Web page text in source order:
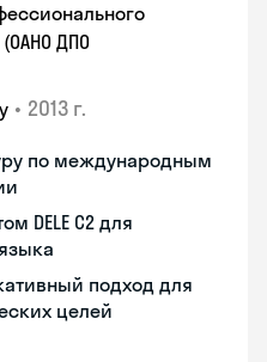
ДПО
• 2013 г.
по международным
DELE C2 для
подход для
целей